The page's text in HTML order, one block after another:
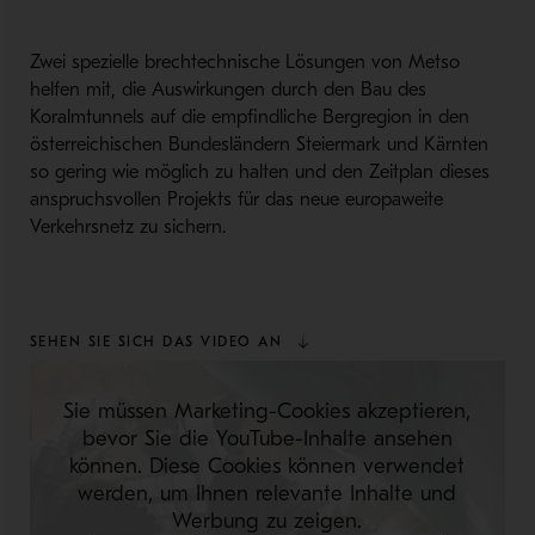
Zwei spezielle brechtechnische Lösungen von Metso
helfen mit, die Auswirkungen durch den Bau des
Koralmtunnels auf die empfindliche Bergregion in den
österreichischen Bundesländern Steiermark und Kärnten
so gering wie möglich zu halten und den Zeitplan dieses
anspruchsvollen Projekts für das neue europaweite
Verkehrsnetz zu sichern.
SEHEN SIE SICH DAS VIDEO AN
Sie müssen Marketing-Cookies akzeptieren,
bevor Sie die YouTube-Inhalte ansehen
können. Diese Cookies können verwendet
werden, um Ihnen relevante Inhalte und
Werbung zu zeigen.